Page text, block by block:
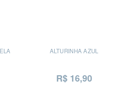
ALTURINHA AZUL
R$ 16,90